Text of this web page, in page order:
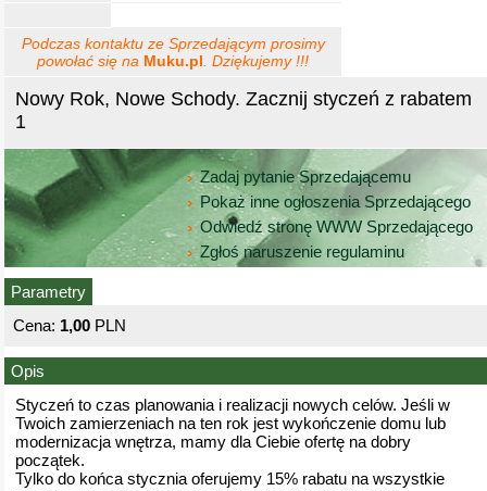
Nowy Rok, Nowe Schody. Zacznij styczeń z rabatem
1
Zadaj pytanie Sprzedającemu
Pokaż inne ogłoszenia Sprzedającego
Odwiedź stronę WWW Sprzedającego
Zgłoś naruszenie regulaminu
Parametry
Cena: 1,00 PLN
Podczas kontaktu ze Sprzedającym prosimy
powołać się na Muku.pl . Dziękujemy !!!
Opis
Styczeń to czas planowania i realizacji nowych celów. Jeśli w
Twoich zamierzeniach na ten rok jest wykończenie domu lub
modernizacja wnętrza, mamy dla Ciebie ofertę na dobry
początek.
Tylko do końca stycznia oferujemy 15% rabatu na wszystkie